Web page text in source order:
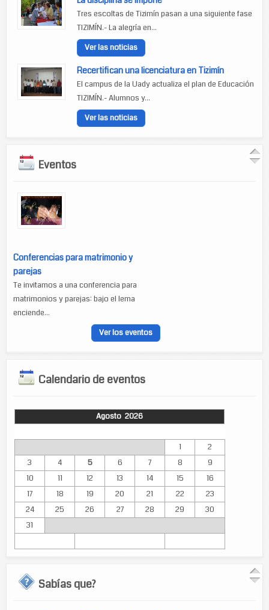
Tres escoltas de Tizimín pasan a una siguiente fase
TIZIMÍN.- La alegría en...
Ver las noticias
Recertifican una licenciatura en Tizimín
El campus de la Uady actualiza el plan de Educación
TIZIMÍN.- Alumnos y...
Ver las noticias
Eventos
Conferencias para matrimonio y
parejas
Te invitamos a una conferencia para
matrimonios y parejas: bajo el lema
enciende...
Ver los eventos
Calendario de eventos
Agosto 2026
1
2
3
4 5 6 7 8
9
10
11 12 13 14 15
16
17
18 19 20 21 22
23
24
25 26 27 28 29
30
31
Sabías que?